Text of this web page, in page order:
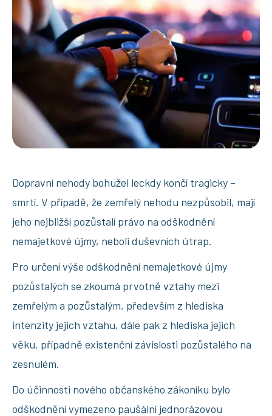
Dopravní nehody bohužel leckdy končí tragicky –
smrtí. V případě, že zemřelý nehodu nezpůsobil, mají
jeho nejbližší pozůstalí právo na odškodnění
nemajetkové újmy, neboli duševních útrap.
Pro určení výše odškodnění nemajetkové újmy
pozůstalých se zkoumá prvotně vztahy mezi
zemřelým a pozůstalým, především z hlediska
intenzity jejich vztahu, dále pak z hlediska jejich
věku, případně existenční závislosti pozůstalého na
zesnulém.
Do účinnosti nového občanského zákoníku bylo
odškodnění vymezeno paušální jednorázovou